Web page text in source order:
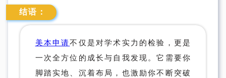
结语：
美本申请不仅是对学术实力的检验，更是
一次全方位的成长与自我发现。它需要你
脚踏实地、沉着布局，也激励你不断突破